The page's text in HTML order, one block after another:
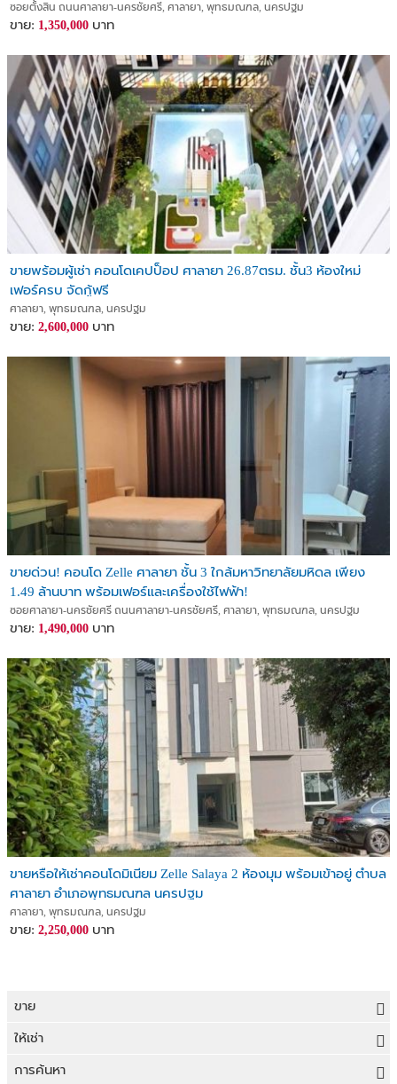
ซอยตั้งสิน ถนนศาลายา-นครชัยศรี, ศาลายา, พุทธมณฑล, นครปฐม
ขาย: 1,350,000 บาท
ขายพร้อมผู้เช่า คอนโดเคปป็อป ศาลายา 26.87ตรม. ชั้น3 ห้องใหม่
เฟอร์ครบ จัดกู้ฟรี
ศาลายา, พุทธมณฑล, นครปฐม
ขาย: 2,600,000 บาท
ขายด่วน! คอนโด Zelle ศาลายา ชั้น 3 ใกล้มหาวิทยาลัยมหิดล เพียง
1.49 ล้านบาท พร้อมเฟอร์และเครื่องใช้ไฟฟ้า!
ซอยศาลายา-นครชัยศรี ถนนศาลายา-นครชัยศรี, ศาลายา, พุทธมณฑล, นครปฐม
ขาย: 1,490,000 บาท
ขายหรือให้เช่าคอนโดมิเนียม Zelle Salaya 2 ห้องมุม พร้อมเข้าอยู่ ตำบล
ศาลายา อำเภอพุทธมณฑล นครปฐม
ศาลายา, พุทธมณฑล, นครปฐม
ขาย: 2,250,000 บาท
ขาย
ขายที่ดิน
ขายบ้าน
ให้เช่า
ให้เช่าที่ดิน
การค้นหา